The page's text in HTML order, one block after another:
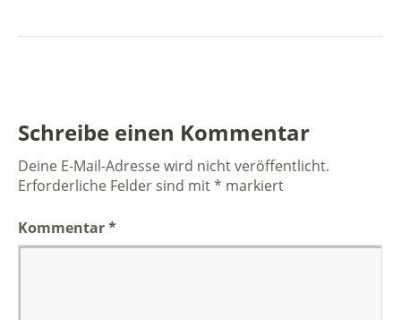
Schreibe einen Kommentar
Deine E-Mail-Adresse wird nicht veröffentlicht.
Erforderliche Felder sind mit* markiert
Kommentar*